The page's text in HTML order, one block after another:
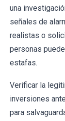
una
señales de
realistas o
personas
estafas.
Verificar la
inversiones
para